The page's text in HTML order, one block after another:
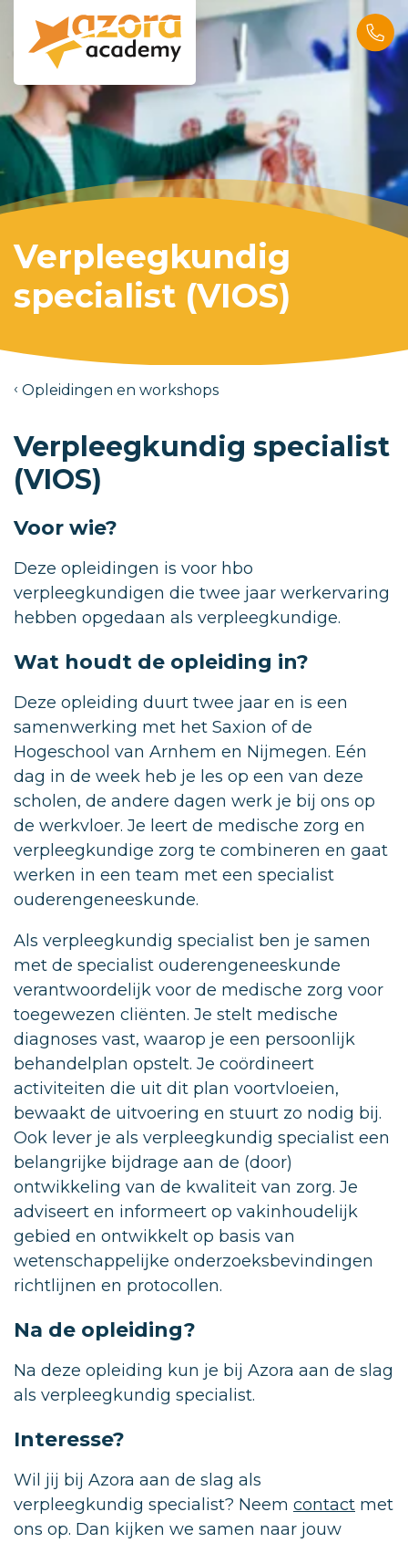
Verpleegkundig
specialist (VIOS)
Opleidingen en workshops
Verpleegkundig specialist
(VIOS)
Voor wie?
Deze opleidingen is voor hbo
verpleegkundigen die twee jaar werkervaring
hebben opgedaan als verpleegkundige.
Wat houdt de opleiding in?
Deze opleiding duurt twee jaar en is een
samenwerking met het Saxion of de
Hogeschool van Arnhem en Nijmegen. Eén
dag in de week heb je les op een van deze
scholen, de andere dagen werk je bij ons op
de werkvloer. Je leert de medische zorg en
verpleegkundige zorg te combineren en gaat
werken in een team met een specialist
ouderengeneeskunde.
Als verpleegkundig specialist ben je samen
met de specialist ouderengeneeskunde
verantwoordelijk voor de medische zorg voor
toegewezen cliënten. Je stelt medische
diagnoses vast, waarop je een persoonlijk
behandelplan opstelt. Je coördineert
activiteiten die uit dit plan voortvloeien,
bewaakt de uitvoering en stuurt zo nodig bij.
Ook lever je als verpleegkundig specialist een
belangrijke bijdrage aan de (door)
ontwikkeling van de kwaliteit van zorg. Je
adviseert en informeert op vakinhoudelijk
gebied en ontwikkelt op basis van
wetenschappelijke onderzoeksbevindingen
richtlijnen en protocollen.
Na de opleiding?
Na deze opleiding kun je bij Azora aan de slag
als verpleegkundig specialist.
Interesse?
Wil jij bij Azora aan de slag als
verpleegkundig specialist? Neem contact met
ons op. Dan kijken we samen naar jouw